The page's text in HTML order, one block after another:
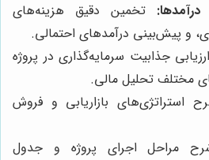
تخمین دقیق هزینه‌های
و پیش‌بینی درآمد‌های احتمالی.
ارزیابی جذابیت سرمایه‌گذاری در پروژه
مختلف تحلیل مالی.
استراتژی‌های بازاریابی و فروش
مراحل اجرای پروژه و جدول